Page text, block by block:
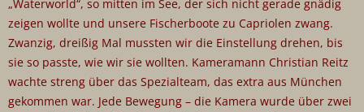
„Waterworld“, so mitten im See, der sich nicht gerade gnädig
zeigen wollte und unsere Fischerboote zu Capriolen zwang.
Zwanzig, dreißig Mal mussten wir die Einstellung drehen, bis
sie so passte, wie wir sie wollten. Kameramann Christian Reitz
wachte streng über das Spezialteam, das extra aus München
gekommen war. Jede Bewegung – die Kamera wurde über zwei